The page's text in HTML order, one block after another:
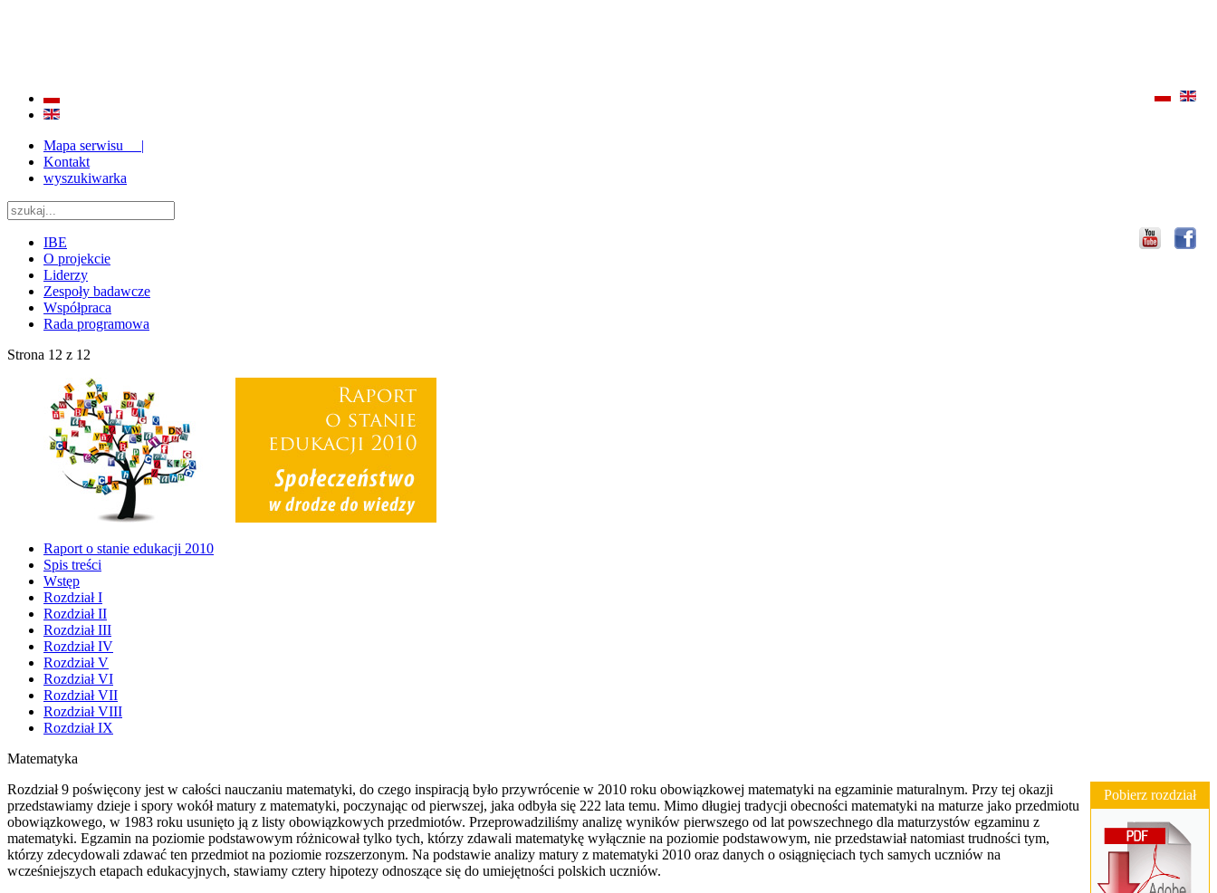
Mapa serwisu |
Kontakt
wyszukiwarka
IBE
O projekcie
Liderzy
Zespoły badawcze
Współpraca
Rada programowa
Strona 12 z 12
Raport o stanie edukacji 2010
Spis treści
Wstęp
Rozdział I
Rozdział II
Rozdział III
Rozdział IV
Rozdział V
Rozdział VI
Rozdział VII
Rozdział VIII
Rozdział IX
Matematyka
Pobierz rozdział
Rozdział 9 poświęcony jest w całości nauczaniu matematyki, do czego inspiracją było przywrócenie w 2010 roku obowiązkowej matematyki na egzaminie maturalnym. Przy tej okazji
przedstawiamy dzieje i spory wokół matury z matematyki, poczynając od pierwszej, jaka odbyła się 222 lata temu. Mimo długiej tradycji obecności matematyki na maturze jako przedmiotu
obowiązkowego, w 1983 roku usunięto ją z listy obowiązkowych przedmiotów. Przeprowadziliśmy analizę wyników pierwszego od lat powszechnego dla maturzystów egzaminu z
matematyki. Egzamin na poziomie podstawowym różnicował tylko tych, którzy zdawali matematykę wyłącznie na poziomie podstawowym, nie przedstawiał natomiast trudności tym,
którzy zdecydowali zdawać ten przedmiot na poziomie rozszerzonym. Na podstawie analizy matury z matematyki 2010 oraz danych o osiągnięciach tych samych uczniów na
wcześniejszych etapach edukacyjnych, stawiamy cztery hipotezy odnoszące się do umiejętności polskich uczniów.